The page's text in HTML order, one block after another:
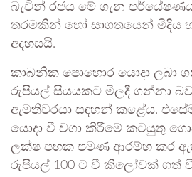
බැවින් රජය මේ ගැන
තරමකින් හෝ සාගතයෙන් මිදිය
අදහසයි.
කාබනික පොහොර යොදා ලබා
රුපියල් සියයකට මිලදී ගන්නා
ඇමතිවරයා සඳහන් කළේය.
යොදා වී වගා කිරීමේ කටයුතු
ලක්ෂ පහක පමණ ආරම්භ කර
රුපියල් 100 ට වී කිලෝවක් ගත්